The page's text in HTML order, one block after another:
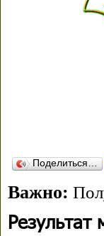
Поделиться…
Важно: